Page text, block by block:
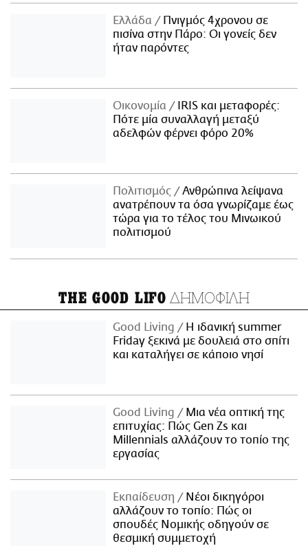
Ελλάδα
Πνιγμός 4χρονου σε
πισίνα στην Πάρο: Οι γονείς δεν
ήταν παρόντες
Οικονομία
IRIS και μεταφορές:
Πότε μία συναλλαγή μεταξύ
αδελφών φέρνει φόρο 20%
Πολιτισμός
Ανθρώπινα λείψανα
ανατρέπουν τα όσα γνωρίζαμε έως
τώρα για το τέλος του Μινωικού
πολιτισμού
THE GOOD LIFO ΔΗΜΟΦΙΛΗ
Good Living
Η ιδανική summer
Friday ξεκινά με δουλειά στο σπίτι
και καταλήγει σε κάποιο νησί
Good Living
Μια νέα οπτική της
επιτυχίας: Πώς Gen Zs και
Millennials αλλάζουν το τοπίο της
εργασίας
Εκπαίδευση
Νέοι δικηγόροι
αλλάζουν το τοπίο: Πώς οι
σπουδές Νομικής οδηγούν σε
θεσμική συμμετοχή